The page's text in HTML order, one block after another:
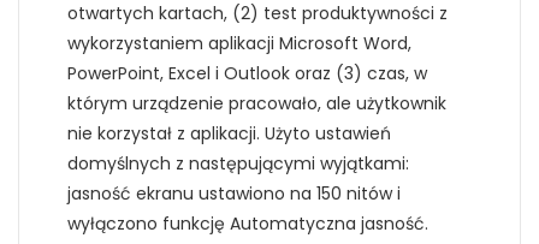
otwartych kartach, (2) test produktywności z
wykorzystaniem aplikacji Microsoft Word,
PowerPoint, Excel i Outlook oraz (3) czas, w
którym urządzenie pracowało, ale użytkownik
nie korzystał z aplikacji. Użyto ustawień
domyślnych z następującymi wyjątkami:
jasność ekranu ustawiono na 150 nitów i
wyłączono funkcję Automatyczna jasność.